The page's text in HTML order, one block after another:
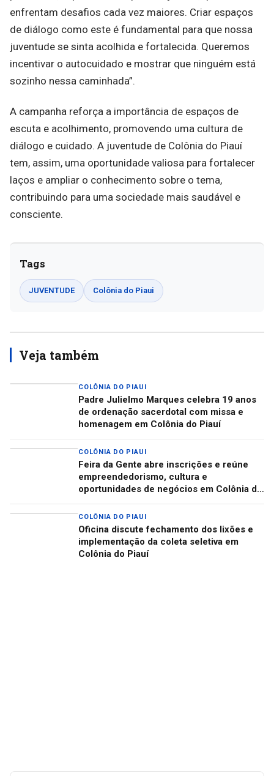
enfrentam desafios cada vez maiores. Criar espaços
de diálogo como este é fundamental para que nossa
juventude se sinta acolhida e fortalecida. Queremos
incentivar o autocuidado e mostrar que ninguém está
sozinho nessa caminhada”.
A campanha reforça a importância de espaços de
escuta e acolhimento, promovendo uma cultura de
diálogo e cuidado. A juventude de Colônia do Piauí
tem, assim, uma oportunidade valiosa para fortalecer
laços e ampliar o conhecimento sobre o tema,
contribuindo para uma sociedade mais saudável e
consciente.
Tags
JUVENTUDE Colônia do Piaui
Veja também
COLÔNIA DO PIAUI
Padre Julielmo Marques celebra 19 anos
de ordenação sacerdotal com missa e
homenagem em Colônia do Piauí
COLÔNIA DO PIAUI
Feira da Gente abre inscrições e reúne
empreendedorismo, cultura e
oportunidades de negócios em Colônia do
Piauí
COLÔNIA DO PIAUI
Oficina discute fechamento dos lixões e
implementação da coleta seletiva em
Colônia do Piauí